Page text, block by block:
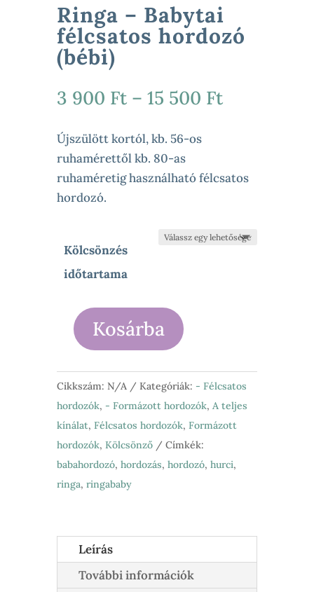
Ringa – Babytai
félcsatos hordozó
(bébi)
3 900 Ft – 15 500 Ft
15
Újszülött kortól, kb. 56-os
ruhamérettől kb. 80-as
ruhaméretig használható félcsatos
hordozó.
Kölcsönzés
időtartama
Ringa
Babytai
hordozó
mennyiség
Kosárba
Cikkszám: N/A Kategóriák: - Félcsatos
hordozók, - Formázott hordozók, A teljes
kínálat, Félcsatos hordozók, Formázott
hordozók, Kölcsönző
Címkék:
babahordozó, hordozás, hordozó, hurci,
ringa, ringababy
Leírás
További információk